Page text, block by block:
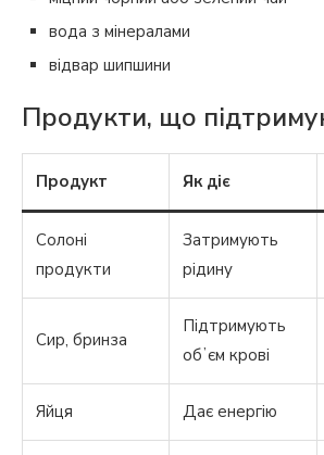
вода з мінералами
відвар шипшини
Продукти, що
Продукт Як діє
Солоні
продукти
Затримують
рідину
Сир, бринза
Підтримують
обʼєм крові
Яйця Дає енергію